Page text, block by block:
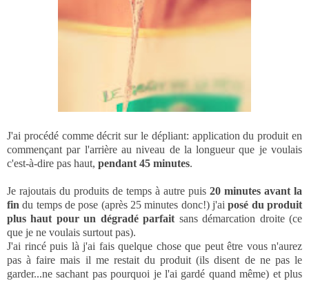
J'ai procédé comme décrit sur le dépliant: application du produit en
commençant par l'arrière au niveau de la longueur que je voulais
c'est-à-dire pas haut, pendant 45 minutes.
Je rajoutais du produits de temps à autre puis 20 minutes avant la
fin du temps de pose (après 25 minutes donc!) j'aiposé du produit
plus haut pour un dégradé parfait sans démarcation droite (ce
que je ne voulais surtout pas).
J'ai rincé puis là j'ai fais quelque chose que peut être vous n'aurez
pas à faire mais il me restait du produit (ils disent de ne pas le
garder...ne sachant pas pourquoi je l'ai gardé quand même) et plus